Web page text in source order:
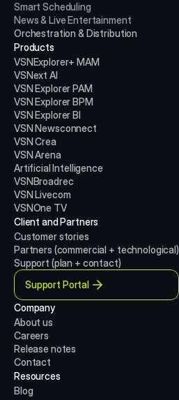
Smart Scheduling
News & Live Entertainment
Orchestration & Distribution
Products
VSNExplorer+ MAM
VSNext AI
VSN Explorer PAM
VSN Explorer BPM
VSN Explorer BI
VSN Newsconnect
VSN Crea
VSN Arena
Artificial Intelligence
VSNBroadrec
VSN Livecom
VSNOne TV
Client and Partners
Customer stories
Partners (commercial + technological)
Support (plan + contact)
Support Portal
Company
About us
Careers
Release notes
Contact
Resources
Blog